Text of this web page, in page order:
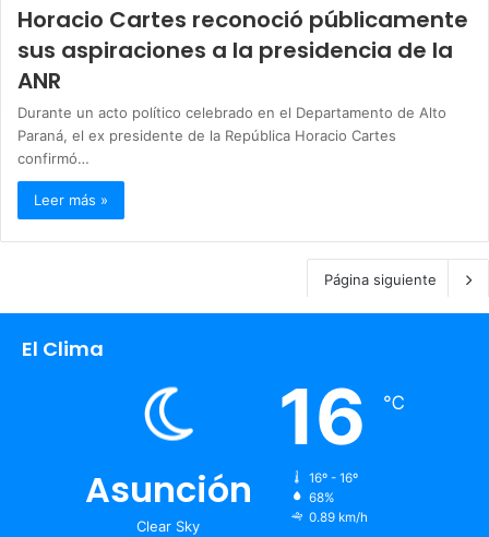
Horacio Cartes reconoció públicamente
sus aspiraciones a la presidencia de la
ANR
Durante un acto político celebrado en el Departamento de Alto
Paraná, el ex presidente de la República Horacio Cartes
confirmó…
Leer más »
Página siguiente
El Clima
Asunción
Clear Sky
16 ℃
16º - 16º
68%
0.89 km/h